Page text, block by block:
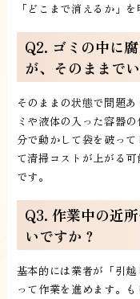
「どこまで消えるか」
Q2. ゴミの中に
が、そのままで
そのままの状態で問題
ミや液体の入った容器
分で動かして袋を破っ
て清掃コストが上がる
です。
Q3. 作業中の近
いですか？
基本的には業者が「引
って作業を進めます。